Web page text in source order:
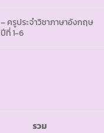
– ครูประจำวิชาภาษาอังก
ปีที่ 1-6
รวม